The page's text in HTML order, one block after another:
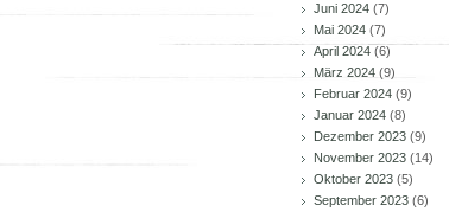
Juni 2024 (7)
Mai 2024 (7)
April 2024 (6)
März 2024 (9)
Februar 2024 (9)
Januar 2024 (8)
Dezember 2023 (9)
November 2023 (14)
Oktober 2023 (5)
September 2023 (6)